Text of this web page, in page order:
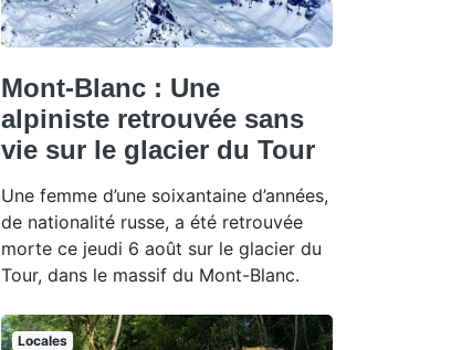
Mont-Blanc : Une
alpiniste retrouvée sans
vie sur le glacier du Tour
Une femme d’une soixantaine d’années,
de nationalité russe, a été retrouvée
morte ce jeudi 6 août sur le glacier du
Tour, dans le massif du Mont-Blanc.
Locales